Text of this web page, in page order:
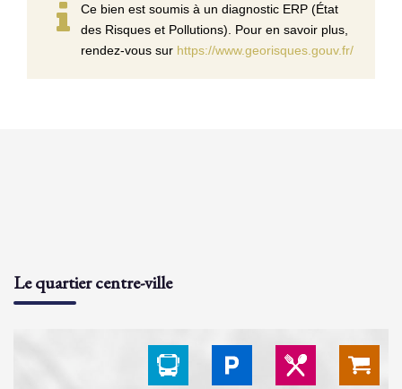
Ce bien est soumis à un diagnostic ERP (État
des Risques et Pollutions). Pour en savoir plus,
rendez-vous sur https://www.georisques.gouv.fr/
Le quartier centre-ville